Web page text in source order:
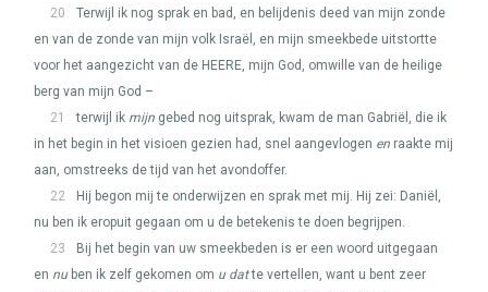
20
Terwijl ik nog sprak en bad, en belijdenis deed van mijn zonde
en van de zonde van mijn volk Israël, en mijn smeekbede uitstortte
voor het aangezicht van de HEERE, mijn God, omwille van de heilige
berg van mijn God –
21
terwijl ik mijn gebed nog uitsprak, kwam de man Gabriël, die ik
in het begin in het visioen gezien had, snel aangevlogen en raakte mij
aan, omstreeks de tijd van het avondoffer.
22
Hij begon mij te onderwijzen en sprak met mij. Hij zei: Daniël,
nu ben ik eropuit gegaan om u de betekenis te doen begrijpen.
23
Bij het begin van uw smeekbeden is er een woord uitgegaan
en nuben ik zelf gekomen om u datte vertellen, want u bent zeer